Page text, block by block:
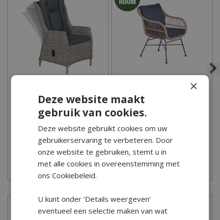
Kunststof
Aantal zitplaatsen
1 zitplaats
Kunststof
Breedte
Hoogte
Armleuning
Osborne Verstelbare
Tuinstoel - Vintage …
00
Zet op verlanglijst
Garden Impressions
Margriet dining fauteuil -
Zet op verlanglijst
Recensies
×
Deze website maakt
gebruik van cookies.
Deze website gebruikt cookies om uw
gebruikerservaring te verbeteren. Door
onze website te gebruiken, stemt u in
met alle cookies in overeenstemming met
ons Cookiebeleid.
U kunt onder 'Details weergeven'
eventueel een selectie maken van wat